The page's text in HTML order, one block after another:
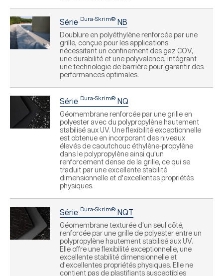
Série Dura-Skrim® NB
Doublure en polyéthylène renforcée par une
grille, conçue pour les applications
nécessitant un confinement des gaz COV,
une durabilité et une polyvalence, intégrant
une technologie de barrière pour garantir des
performances optimales.
Série Dura-Skrim® NQ
Géomembrane renforcée par une grille en
polyester avec du polypropylène hautement
stabilisé aux UV. Une flexibilité exceptionnelle
est obtenue en incorporant des niveaux
élevés de caoutchouc éthylène-propylène
dans le polypropylène ainsi qu'un
renforcement dense de la grille, ce qui se
traduit par une excellente stabilité
dimensionnelle et d'excellentes propriétés
physiques.
Série Dura-Skrim® NQT
Géomembrane texturée d'un seul côté,
renforcée par une grille de polyester entre un
polypropylène hautement stabilisé aux UV.
Elle offre une flexibilité exceptionnelle, une
excellente stabilité dimensionnelle et
d'excellentes propriétés physiques. Elle ne
contient pas de plastifiants susceptibles